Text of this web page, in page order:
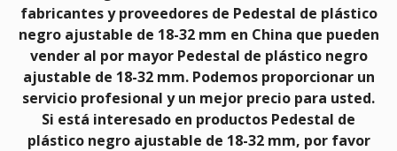
fabricantes y proveedores de Pedestal de plástico
negro ajustable de 18-32 mm en China que pueden
vender al por mayor Pedestal de plástico negro
ajustable de 18-32 mm. Podemos proporcionar un
servicio profesional y un mejor precio para usted.
Si está interesado en productos Pedestal de
plástico negro ajustable de 18-32 mm, por favor